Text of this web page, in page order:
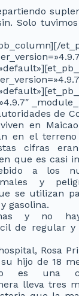
Solo
de
en
en el
cifras
que es casi
a los
y
se utilizan
gasolina.
y no
de regular
Rosa
hijo de 18
es una
lleva tres